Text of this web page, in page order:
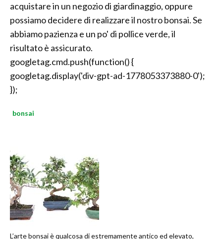
acquistare in un negozio di giardinaggio, oppure
possiamo decidere di realizzare il nostro bonsai. Se
abbiamo pazienza e un po' di pollice verde, il
risultato è assicurato.
googletag.cmd.push(function() {
googletag.display('div-gpt-ad-1778053373880-0');
});
bonsai
L’arte bonsai è qualcosa di estremamente antico ed elevato,